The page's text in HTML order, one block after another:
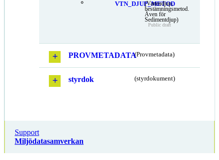
VTN_DJUP_METOD
(Vattendjup,
bestämningsmetod.
Även för
Sedimentdjup)
Public draft
PROVMETADATA(Provmetadata)
styrdok (styrdokument)
Support
Miljödatasamverkan